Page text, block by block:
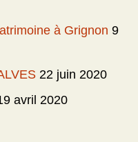
à Grignon 9
22 juin 2020
avril 2020